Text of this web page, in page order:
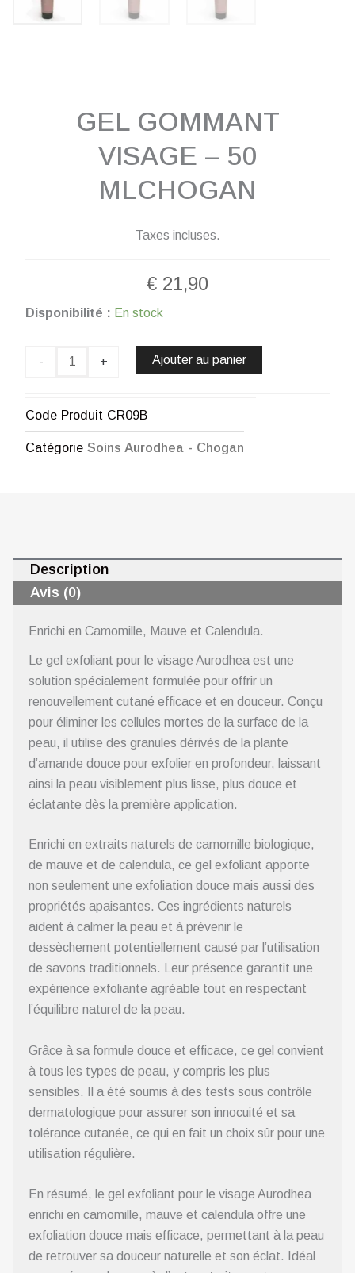
GEL GOMMANT
VISAGE – 50
MLCHOGAN
Taxes incluses.
€ 21,90
Disponibilité : En stock
-
quantité
GOMMANT
MLCHOGAN
+ Ajouter au panier
Code Produit CR09B
Catégorie Soins Aurodhea - Chogan
Description
Avis (0)
Enrichi en Camomille, Mauve et Calendula.
Le gel exfoliant pour le visage Aurodhea est une
solution spécialement formulée pour offrir un
renouvellement cutané efficace et en douceur. Conçu
pour éliminer les cellules mortes de la surface de la
peau, il utilise des granules dérivés de la plante
d’amande douce pour exfolier en profondeur, laissant
ainsi la peau visiblement plus lisse, plus douce et
éclatante dès la première application.
Enrichi en extraits naturels de camomille biologique,
de mauve et de calendula, ce gel exfoliant apporte
non seulement une exfoliation douce mais aussi des
propriétés apaisantes. Ces ingrédients naturels
aident à calmer la peau et à prévenir le
dessèchement potentiellement causé par l’utilisation
de savons traditionnels. Leur présence garantit une
expérience exfoliante agréable tout en respectant
l’équilibre naturel de la peau.
Grâce à sa formule douce et efficace, ce gel convient
à tous les types de peau, y compris les plus
sensibles. Il a été soumis à des tests sous contrôle
dermatologique pour assurer son innocuité et sa
tolérance cutanée, ce qui en fait un choix sûr pour une
utilisation régulière.
En résumé, le gel exfoliant pour le visage Aurodhea
enrichi en camomille, mauve et calendula offre une
exfoliation douce mais efficace, permettant à la peau
de retrouver sa douceur naturelle et son éclat. Idéal